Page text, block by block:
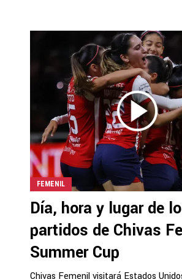
FEMENIL
Día, hora y lugar de
partidos de Chivas
Summer Cup
Chivas Femenil visitará Estados